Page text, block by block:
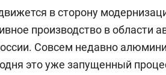
в сторону
производство в области
Совсем недавно
это уже запущенный